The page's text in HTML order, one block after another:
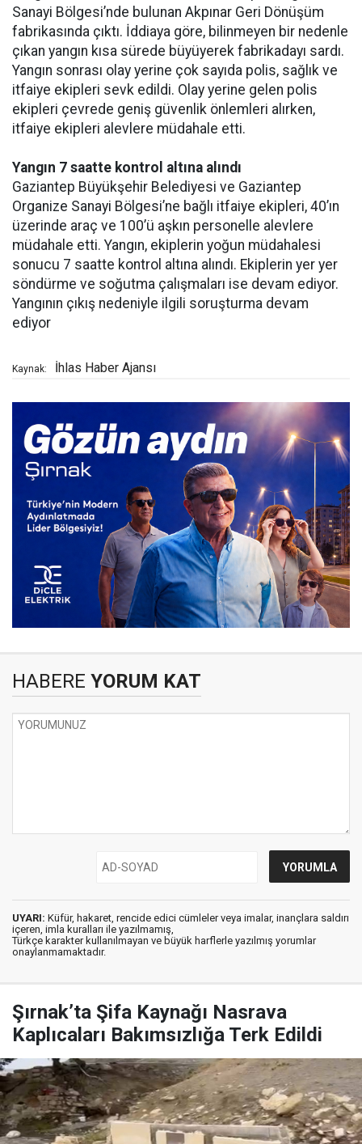
Sanayi Bölgesi’nde bulunan Akpınar Geri Dönüşüm
fabrikasında çıktı. İddiaya göre, bilinmeyen bir nedenle
çıkan yangın kısa sürede büyüyerek fabrikadayı sardı.
Yangın sonrası olay yerine çok sayıda polis, sağlık ve
itfaiye ekipleri sevk edildi. Olay yerine gelen polis
ekipleri çevrede geniş güvenlik önlemleri alırken,
itfaiye ekipleri alevlere müdahale etti.
Yangın 7 saatte kontrol altına alındı
Gaziantep Büyükşehir Belediyesi ve Gaziantep
Organize Sanayi Bölgesi’ne bağlı itfaiye ekipleri, 40’ın
üzerinde araç ve 100’ü aşkın personelle alevlere
müdahale etti. Yangın, ekiplerin yoğun müdahalesi
sonucu 7 saatte kontrol altına alındı. Ekiplerin yer yer
söndürme ve soğutma çalışmaları ise devam ediyor.
Yangının çıkış nedeniyle ilgili soruşturma devam
ediyor
Kaynak: İhlas Haber Ajansı
HABERE YORUM KAT
UYARI: Küfür, hakaret, rencide edici cümleler veya imalar, inançlara saldırı
içeren, imla kuralları ile yazılmamış,
Türkçe karakter kullanılmayan ve büyük harflerle yazılmış yorumlar
onaylanmamaktadır.
Şırnak’ta Şifa Kaynağı Nasrava
Kaplıcaları Bakımsızlığa Terk Edildi